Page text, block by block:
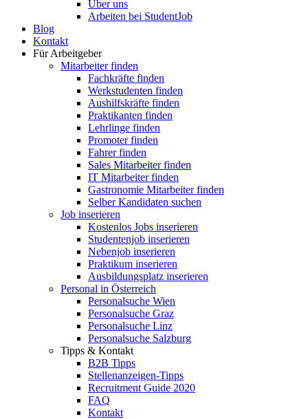
Über uns
Arbeiten bei StudentJob
Blog
Kontakt
Für Arbeitgeber
Mitarbeiter finden
Fachkräfte finden
Werkstudenten finden
Aushilfskräfte finden
Praktikanten finden
Lehrlinge finden
Promoter finden
Fahrer finden
Sales Mitarbeiter finden
IT Mitarbeiter finden
Gastronomie Mitarbeiter finden
Selber Kandidaten suchen
Job inserieren
Kostenlos Jobs inserieren
Studentenjob inserieren
Nebenjob inserieren
Praktikum inserieren
Ausbildungsplatz inserieren
Personal in Österreich
Personalsuche Wien
Personalsuche Graz
Personalsuche Linz
Personalsuche Salzburg
Tipps & Kontakt
B2B Tipps
Stellenanzeigen-Tipps
Recruitment Guide 2020
FAQ
Kontakt